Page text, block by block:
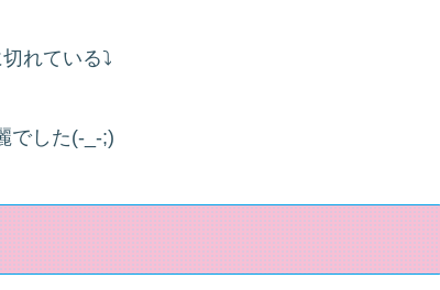
れている⤵
でした(-_-;)